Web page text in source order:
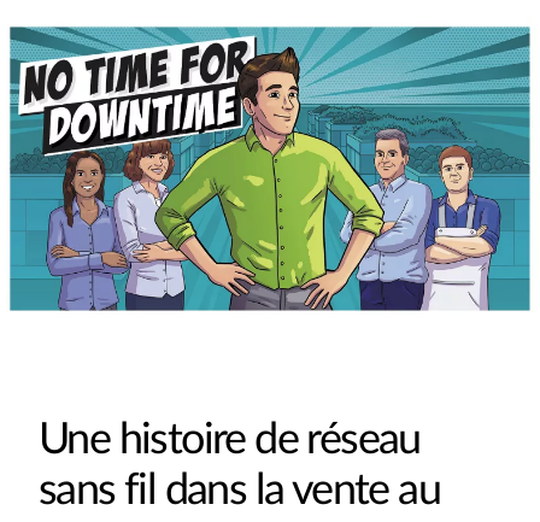
Une histoire de réseau
sans fil dans la vente au